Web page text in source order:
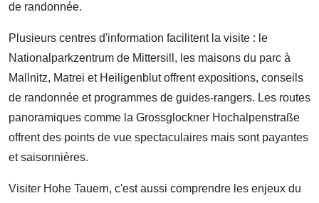
de randonnée.
Plusieurs centres d'information facilitent la visite : le
Nationalparkzentrum de Mittersill, les maisons du parc à
Mallnitz, Matrei et Heiligenblut offrent expositions, conseils
de randonnée et programmes de guides-rangers. Les routes
panoramiques comme la Grossglockner Hochalpenstraße
offrent des points de vue spectaculaires mais sont payantes
et saisonnières.
Visiter Hohe Tauern, c'est aussi comprendre les enjeux du